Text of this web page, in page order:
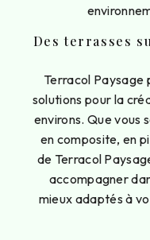
Des terrasses
Terracol Paysage
solutions pour la
environs. Que vous
en composite, en
de Terracol
accompagner
mieux adaptés à